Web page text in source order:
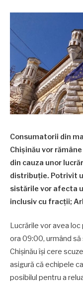
Consumatorii din
Chișinău vor
din cauza unor
distribuție. Potrivit
sistările vor afecta
inclusiv cu fracţii;
Lucrările vor avea loc
ora 09:00, urmând să
Chișinău își cere
asigură că echipele
posibilul pentru a